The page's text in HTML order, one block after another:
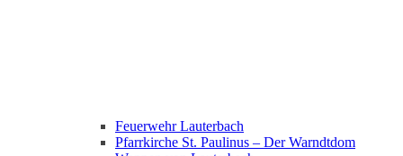
Feuerwehr Lauterbach
Pfarrkirche St. Paulinus – Der Warndtdom